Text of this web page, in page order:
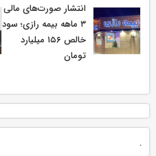
انتشار صورت‌های مالی
۳ ماهه بیمه رازی؛ سود
خالص ۱۵۶ میلیارد
تومان
.